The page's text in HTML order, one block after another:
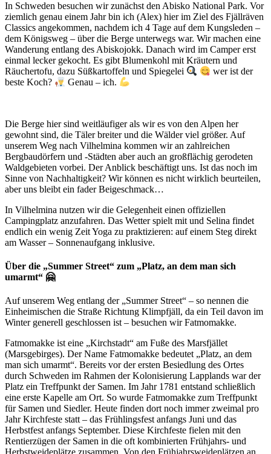
In Schweden besuchen wir zunächst den Abisko National Park. Vor
ziemlich genau einem Jahr bin ich (Alex) hier im Ziel des Fjällräven
Classics angekommen, nachdem ich 4 Tage auf dem Kungsleden –
dem Königsweg – über die Berge unterwegs war. Wir machen eine
Wanderung entlang des Abiskojokk. Danach wird im Camper erst
einmal lecker gekocht. Es gibt Blumenkohl mit Kräutern und
Räuchertofu, dazu Süßkartoffeln und Spiegelei
wer ist der
beste Koch?
Genau – ich.
Die Berge hier sind weitläufiger als wir es von den Alpen her
gewohnt sind, die Täler breiter und die Wälder viel größer. Auf
unserem Weg nach Vilhelmina kommen wir an zahlreichen
Bergbaudörfern und -Städten aber auch an großflächig gerodeten
Waldgebieten vorbei. Der Anblick beschäftigt uns. Ist das noch im
Sinne von Nachhaltigkeit? Wir können es nicht wirklich beurteilen,
aber uns bleibt ein fader Beigeschmack…
In Vilhelmina nutzen wir die Gelegenheit einen offiziellen
Campingplatz anzufahren. Das Wetter spielt mit und Selina findet
endlich ein wenig Zeit Yoga zu praktizieren: auf einem Steg direkt
am Wasser – Sonnenaufgang inklusive.
Über die „Summer Street“ zum „Platz, an dem man sich
umarmt“ 🤗
Auf unserem Weg entlang der „Summer Street“ – so nennen die
Einheimischen die Straße Richtung Klimpfjäll, da ein Teil davon im
Winter generell geschlossen ist – besuchen wir Fatmomakke.
Fatmomakke ist eine „Kirchstadt“ am Fuße des Marsfjället
(Marsgebirges). Der Name Fatmomakke bedeutet „Platz, an dem
man sich umarmt“. Bereits vor der ersten Besiedlung des Ortes
durch Schweden im Rahmen der Kolonisierung Lapplands war der
Platz ein Treffpunkt der Samen. Im Jahr 1781 entstand schließlich
eine erste Kapelle am Ort. So wurde Fatmomakke zum Treffpunkt
für Samen und Siedler. Heute finden dort noch immer zweimal pro
Jahr Kirchfeste statt – das Frühlingsfest anfangs Juni und das
Herbstfest anfangs September. Diese Kirchfeste fielen mit den
Rentierzügen der Samen in die oft kombinierten Frühjahrs- und